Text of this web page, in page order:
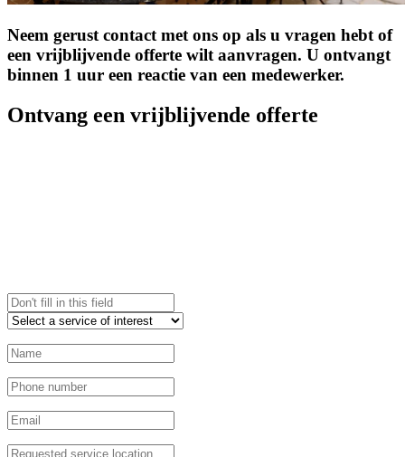
Neem gerust contact met ons op als u vragen hebt of
een vrijblijvende offerte wilt aanvragen. U ontvangt
binnen 1 uur een reactie van een medewerker.
Ontvang een vrijblijvende offerte